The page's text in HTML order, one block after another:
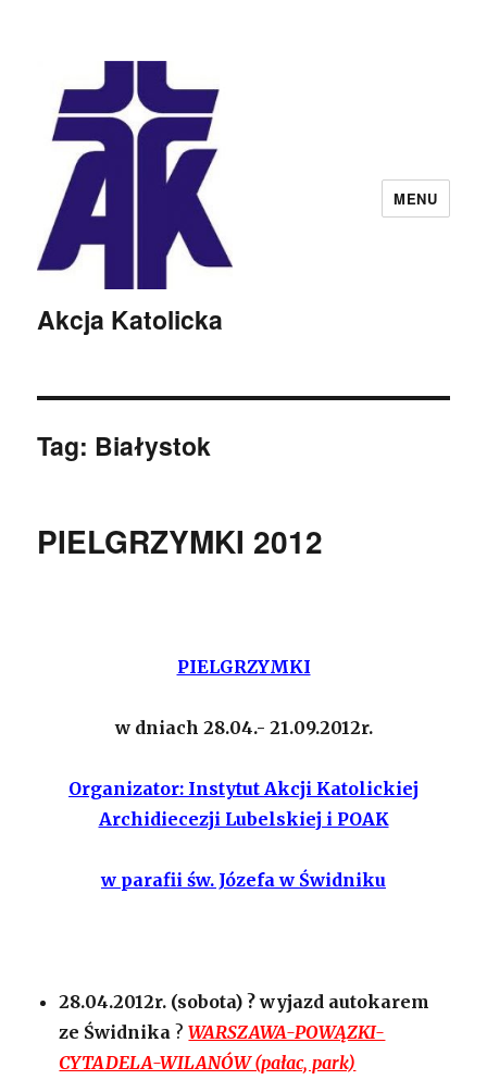
Akcja Katolicka
MENU
Tag: Białystok
PIELGRZYMKI 2012
PIELGRZYMKI
w dniach 28.04.- 21.09.2012r.
Organizator: Instytut Akcji Katolickiej
Archidiecezji Lubelskiej i POAK
w parafii św. Józefa w Świdniku
28.04.2012r. (sobota) ? wyjazd autokarem
ze Świdnika ?WARSZAWA-POWĄZKI-
CYTADELA-WILANÓW (pałac, park)